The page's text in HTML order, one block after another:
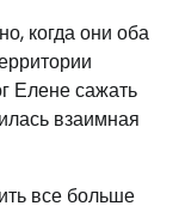
когда они оба
Елене сажать
взаимная
все больше